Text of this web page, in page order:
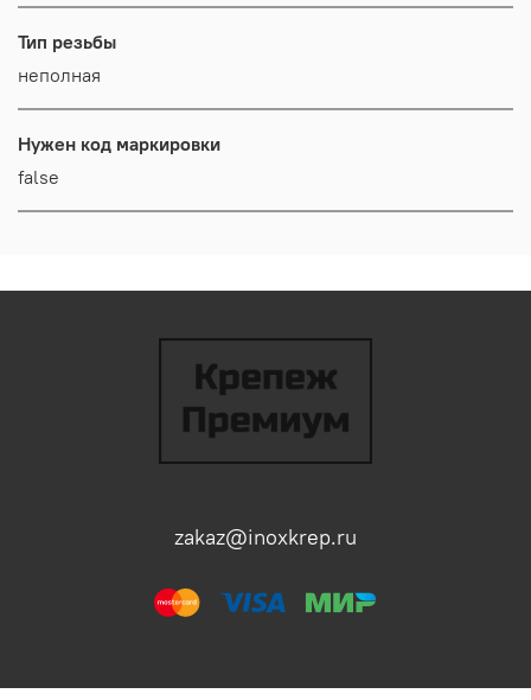
Тип резьбы
неполная
Нужен код маркировки
false
zakaz@inoxkrep.ru